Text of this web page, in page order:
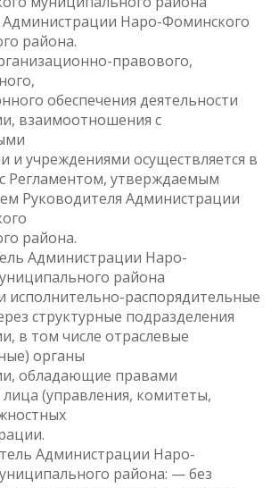
Администрации Наро-Фоминского
района.
правового,
обеспечения деятельности
взаимоотношения с
и учреждениями осуществляется в
Регламентом, утверждаемым
Руководителя Администрации
района.
Администрации Наро-
района
исполнительно-распорядительные
структурные подразделения
в том числе отраслевые
органы
обладающие правами
(управления, комитеты,
Администрации Наро-
района: — без